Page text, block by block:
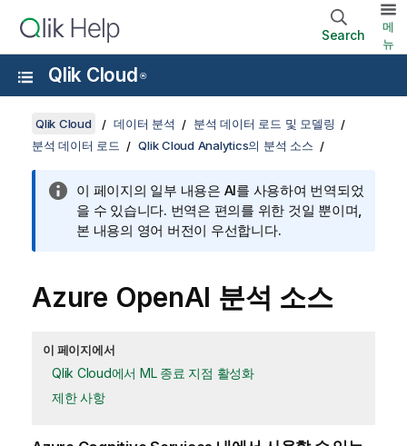
Search
메
뉴
Qlik Cloud ®
Qlik Cloud 데이터 분석
분석 데이터 로드 및 모델링
분석 데이터 로드
Qlik Cloud Analytics의 분석 소스
이 페이지의 일부 내용은 AI를 사용하여 번역되었
을 수 있습니다. 번역은 편의를 위한 것일 뿐이며,
본 내용의 영어 버전이 우선합니다.
Azure OpenAI 분석 소스
이 페이지에서
Qlik Cloud에서 ML 종료 지점 활성화
제한 사항